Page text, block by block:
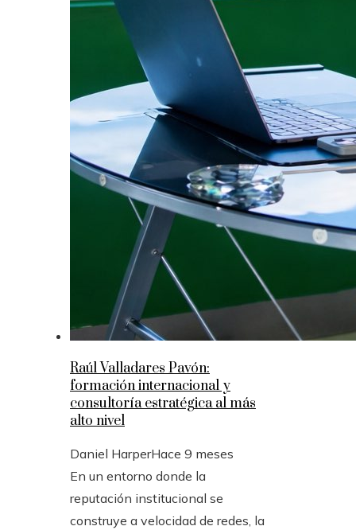
Raúl Valladares Pavón:
formación internacional y
consultoría estratégica al más
alto nivel
Daniel HarperHace 9 meses
En un entorno donde la
reputación institucional se
construye a velocidad de redes, la